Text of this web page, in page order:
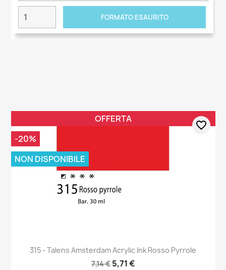
FORMATO ESAURITO
315 - Talens Amsterdam Acrylic Ink Rosso Pyrrole
7,14 € 5,71 €
OFFERTA
-20%
NON DISPONIBILE
favorite_border